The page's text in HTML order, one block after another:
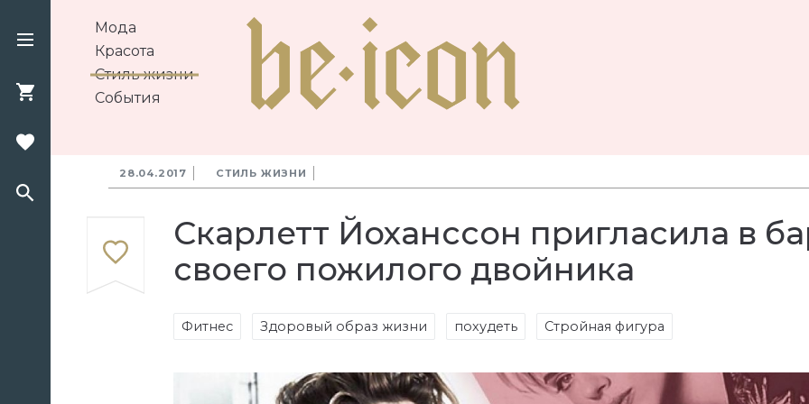
Мода
Красота
Стиль жизни
События
28.04.2017 СТИЛЬ ЖИЗНИ
Скарлетт Йоханссон пригласила в
своего пожилого двойника
Фитнес Здоровый образ жизни похудеть Стройная фигура